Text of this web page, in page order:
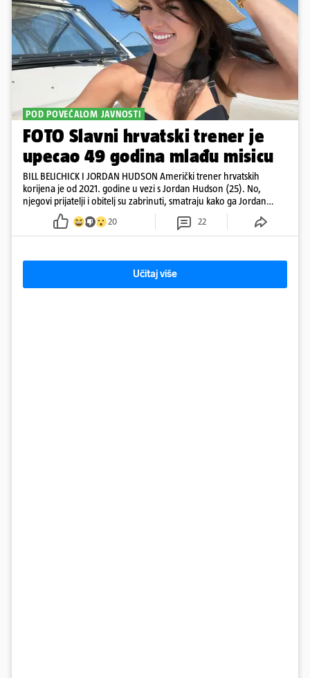
POD POVEĆALOM JAVNOSTI
FOTO Slavni hrvatski trener je
upecao 49 godina mlađu misicu
BILL BELICHICK I JORDAN HUDSON Američki trener hrvatskih
korijena je od 2021. godine u vezi s Jordan Hudson (25). No,
njegovi prijatelji i obitelj su zabrinuti, smatraju kako ga Jordan
kontrolira
20 22
Učitaj više